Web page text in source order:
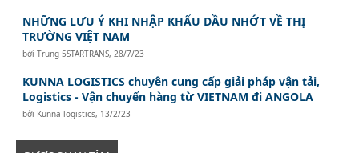
NHỮNG LƯU Ý KHI NHẬP KHẨU DẦU NHỚT VỀ THỊ
TRƯỜNG VIỆT NAM
bởiTrung 5STARTRANS, 28/7/23
KUNNA LOGISTICS chuyên cung cấp giải pháp vận tải,
Logistics - Vận chuyển hàng từ VIETNAM đi ANGOLA
bởi Kunna logistics, 13/2/23